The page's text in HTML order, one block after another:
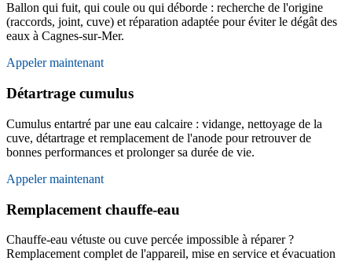
Ballon qui fuit, qui coule ou qui déborde : recherche de l'origine
(raccords, joint, cuve) et réparation adaptée pour éviter le dégât des
eaux à Cagnes-sur-Mer.
Appeler maintenant
Détartrage cumulus
Cumulus entartré par une eau calcaire : vidange, nettoyage de la
cuve, détartrage et remplacement de l'anode pour retrouver de
bonnes performances et prolonger sa durée de vie.
Appeler maintenant
Remplacement chauffe-eau
Chauffe-eau vétuste ou cuve percée impossible à réparer ?
Remplacement complet de l'appareil, mise en service et évacuation